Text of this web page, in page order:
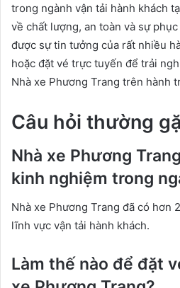
trong ngành vận tải hành khách
về chất lượng, an toàn và sự
được sự tin tưởng của rất nhiều
hoặc đặt vé trực tuyến để trải
Nhà xe Phương Trang trên hành
Câu hỏi thường
Nhà xe Phương
kinh nghiệm trong
Nhà xe Phương Trang đã có hơn
lĩnh vực vận tải hành khách.
Làm thế nào để đặt